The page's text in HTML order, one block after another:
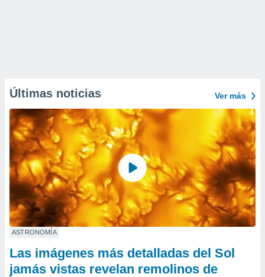
Últimas noticias Ver más
ASTRONOMÍA
Las imágenes más detalladas del Sol
jamás vistas revelan remolinos de